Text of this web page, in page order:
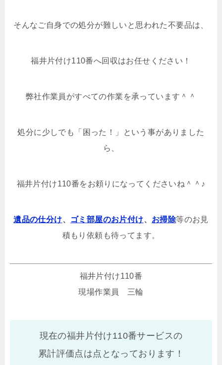
そんなご自身での処分が難しいと思われた不要品は、
福井片付け110番へ回収はお任せください！
弊社作業員がすべての作業を承っています＾＾
処分に少しでも「困った！」という事がありました
ら、
福井片付け110番をお頼りになってくださいね＾＾♪
遺品の仕分け、 ゴミ部屋のお片付け、 お掃除等のお見
積もり依頼も待ってます。
福井片付け110番
現場作業員 三輪
現在の福井片付け110番サービスの
累計評価点は点となっております！